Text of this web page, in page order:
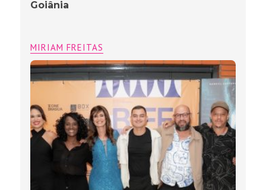
Goiânia
MIRIAM FREITAS